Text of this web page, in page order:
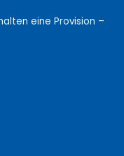
eine Provision –